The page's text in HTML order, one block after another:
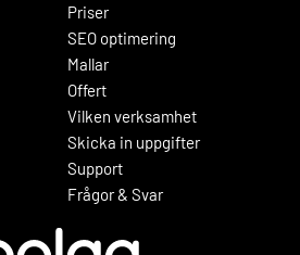
Priser
SEO optimering
Mallar
Offert
Vilken verksamhet
Skicka in uppgifter
Support
Frågor & Svar